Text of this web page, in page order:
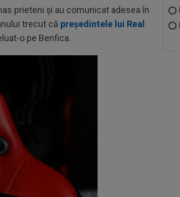
prieteni și au comunicat adesea în
trecut că președintele lui Real
o pe Benfica.